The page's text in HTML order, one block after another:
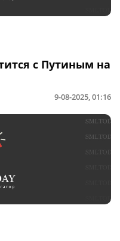
с Путиным на
9-08-2025, 01:16